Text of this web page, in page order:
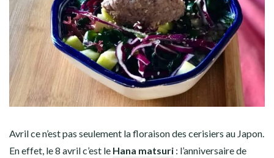
Avril ce n’est pas seulement la floraison des cerisiers au Japon.
En effet, le 8 avril c’est le Hana matsuri : l’anniversaire de